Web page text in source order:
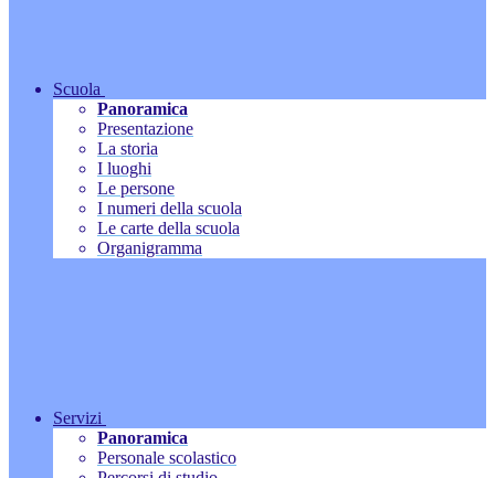
Scuola
Panoramica
Presentazione
La storia
I luoghi
Le persone
I numeri della scuola
Le carte della scuola
Organigramma
Servizi
Panoramica
Personale scolastico